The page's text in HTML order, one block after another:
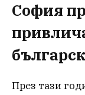
София
През тази